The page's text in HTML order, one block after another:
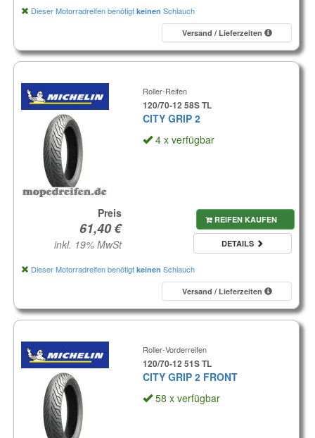
Dieser Motorradreifen benötigt keinen Schlauch
Versand / Lieferzeiten
Roller-Reifen
120/70-12 58S TL
CITY GRIP 2
4 x verfügbar
Preis
inkl. 19% MwSt
REIFEN KAUFEN
DETAILS
Dieser Motorradreifen benötigt keinen Schlauch
Versand / Lieferzeiten
Roller-Vorderreifen
120/70-12 51S TL
CITY GRIP 2 FRONT
58 x verfügbar